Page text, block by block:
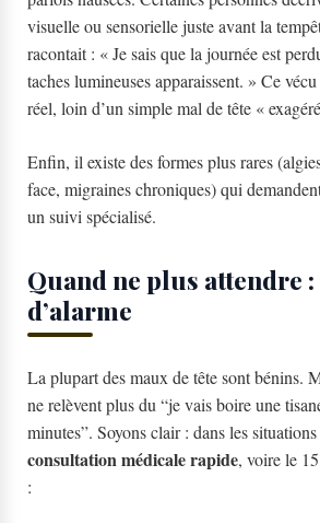
visuelle ou sensorielle juste avant la
racontait : « Je sais que la journée est
taches lumineuses apparaissent. » Ce
réel, loin d’un simple mal de tête «
Enfin, il existe des formes plus rares
face, migraines chroniques) qui
un suivi spécialisé.
Quand ne plus attendre
d’alarme
La plupart des maux de tête sont bénins.
ne relèvent plus du “je vais boire une
minutes”. Soyons clair : dans les
consultation médicale rapide, voire le
: